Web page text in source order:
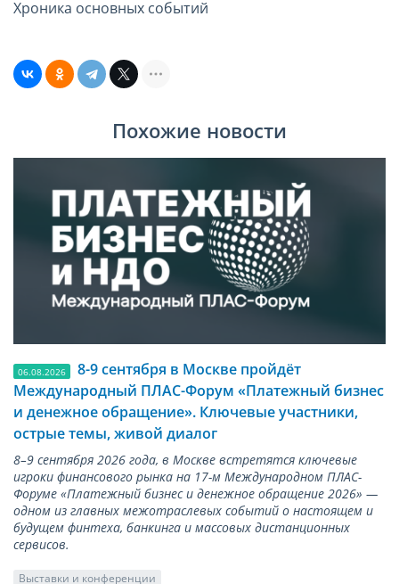
Хроника основных событий
Похожие новости
06.08.2026
8-9 сентября в Москве пройдёт
Международный ПЛАС-Форум «Платежный бизнес
и денежное обращение». Ключевые участники,
острые темы, живой диалог
8–9 сентября 2026 года, в Москве встретятся ключевые
игроки финансового рынка на 17-м Международном ПЛАС-
Форуме «Платежный бизнес и денежное обращение 2026» —
одном из главных межотраслевых событий о настоящем и
будущем финтеха, банкинга и массовых дистанционных
сервисов.
Выставки и конференции